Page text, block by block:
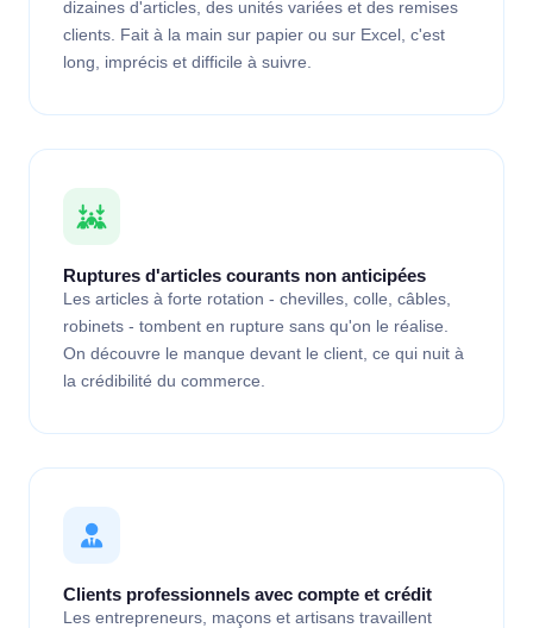
dizaines d'articles, des unités variées et des remises
clients. Fait à la main sur papier ou sur Excel, c'est
long, imprécis et difficile à suivre.
Ruptures d'articles courants non anticipées
Les articles à forte rotation - chevilles, colle, câbles,
robinets - tombent en rupture sans qu'on le réalise.
On découvre le manque devant le client, ce qui nuit à
la crédibilité du commerce.
Clients professionnels avec compte et crédit
Les entrepreneurs, maçons et artisans travaillent